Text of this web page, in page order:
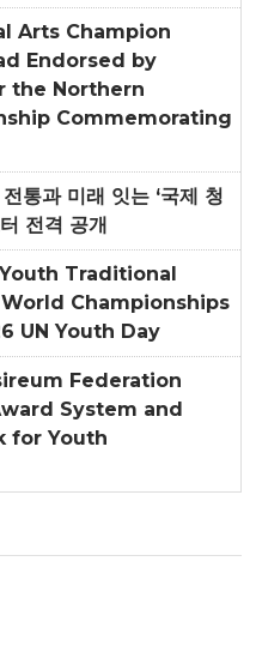
Arts Champion
Endorsed by
the Northern
Commemorating
통과 미래 잇는 ‘국제 청
전격 공개
Traditional
Championships
UN Youth Day
Federation
System and
for Youth